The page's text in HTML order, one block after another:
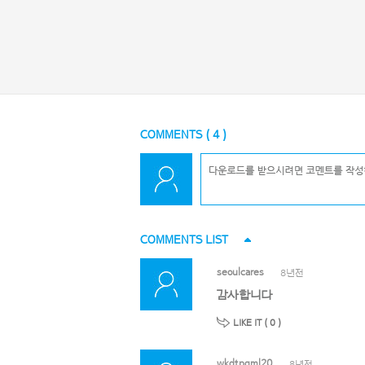
COMMENTS ( 4)
COMMENTS LIST
seoulcares 8년전
감사합니다
LIKE IT ( 0 )
wkdtpgml20